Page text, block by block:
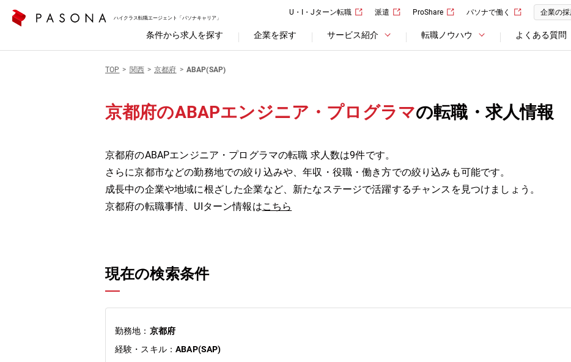
ハイクラス転職エージェント「パソナキャリア」
U・I・Jターン転職 派遣 ProShare パソナで働く 企業の
条件から求人を探す 企業を探す サービス紹介 転職ノウハウ よくある質問
TOP 関西 京都府 ABAP(SAP)
京都府のABAPエンジニア・プログラマの転職・求人情報
京都府のABAPエンジニア・プログラマの転職 求人数は9件です。
さらに京都市などの勤務地での絞り込みや、年収・役職・働き方での絞り込みも可能です。
成長中の企業や地域に根ざした企業など、新たなステージで活躍するチャンスを見つけましょう。
京都府の転職事情、UIターン情報はこちら
現在の検索条件
勤務地： 京都府
経験・スキル：ABAP(SAP)